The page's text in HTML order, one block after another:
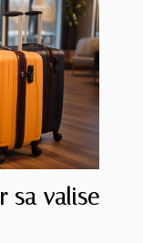
sa valise